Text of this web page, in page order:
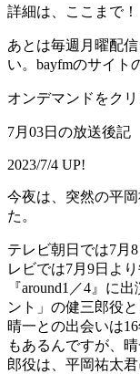
詳細は、ここまで！
あとは毎週月曜配
い。bayfmのサイト
オンデマンドをク
7月03日の放送後記
2023/7/4 UP!
今夜は、突然の平
た。
テレビ朝日では7月
レビでは7月9日よ
『around1／4』に
ント」の健三郎役
晴一との出会いは
もあるんですが、
郎役は、平岡祐太